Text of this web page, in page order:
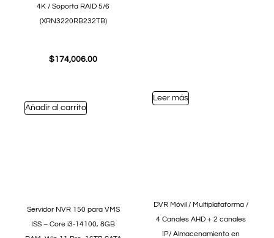
4K / Soporta RAID 5/6
(XRN3220RB232TB)
$174,006.00
Añadir al carrito
Leer más
Servidor NVR 150 para VMS
ISS – Core i3-14100, 8GB
DVR Móvil / Multiplataforma /
4 Canales AHD + 2 canales
IP/ Almacenamiento en